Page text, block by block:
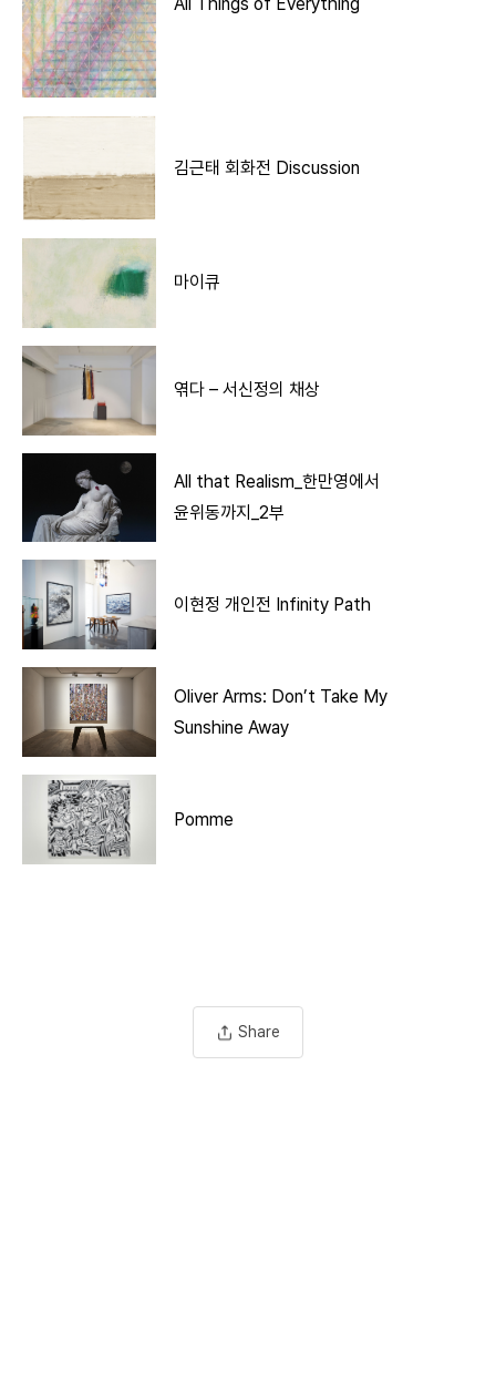
김근태 회화전 Discussion
마이큐
엮다 – 서신정의 채상
All that Realism_한만영에서
윤위동까지_2부
이현정 개인전 Infinity Path
Oliver Arms: Don’t Take My
Sunshine Away
Pomme
Share